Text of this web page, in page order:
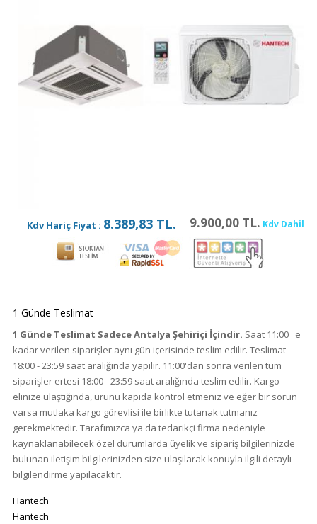
9.900,00 TL. Kdv Dahil
Kdv Hariç Fiyat : 8.389,83 TL.
1 Günde Teslimat
1 Günde Teslimat Sadece Antalya Şehiriçi İçindir. Saat 11:00 ' e
kadar verilen siparişler aynı gün içerisinde teslim edilir. Teslimat
18:00 - 23:59 saat aralığında yapılır. 11:00'dan sonra verilen tüm
siparişler ertesi 18:00 - 23:59 saat aralığında teslim edilir. Kargo
elinize ulaştığında, ürünü kapıda kontrol etmeniz ve eğer bir sorun
varsa mutlaka kargo görevlisi ile birlikte tutanak tutmanız
gerekmektedir. Tarafımızca ya da tedarikçi firma nedeniyle
kaynaklanabilecek özel durumlarda üyelik ve sipariş bilgilerinizde
bulunan iletişim bilgilerinizden size ulaşılarak konuyla ilgili detaylı
bilgilendirme yapılacaktır.
Hantech
Hantech